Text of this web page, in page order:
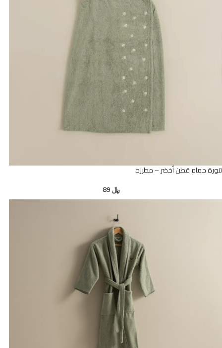
تنورة حمام قطن أخضر – مطرزة
﷼